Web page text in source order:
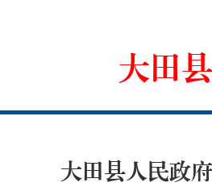
大田
大田县人民政